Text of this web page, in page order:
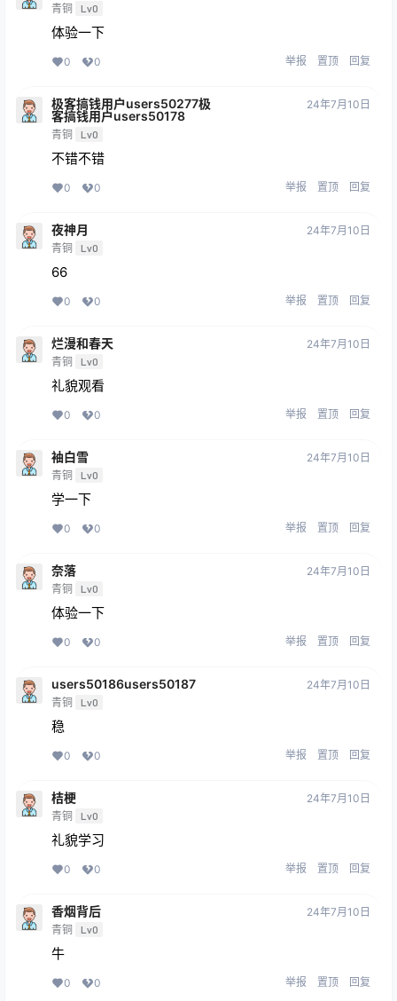
青铜 Lv0
体验一下
0 0 举报 置顶 回复
极客搞钱用户users50277极
客搞钱用户users50178
青铜 Lv0
24年7月10日
不错不错
0 0 举报 置顶 回复
夜神月
青铜 Lv0
24年7月10日
66
0 0 举报 置顶 回复
烂漫和春天
青铜 Lv0
24年7月10日
礼貌观看
0 0 举报 置顶 回复
袖白雪
青铜 Lv0
24年7月10日
学一下
0 0 举报 置顶 回复
奈落
青铜 Lv0
24年7月10日
体验一下
0 0 举报 置顶 回复
users50186users50187
青铜 Lv0
24年7月10日
稳
0 0 举报 置顶 回复
桔梗
青铜 Lv0
24年7月10日
礼貌学习
0 0 举报 置顶 回复
香烟背后
青铜 Lv0
24年7月10日
牛
0 0 举报 置顶 回复